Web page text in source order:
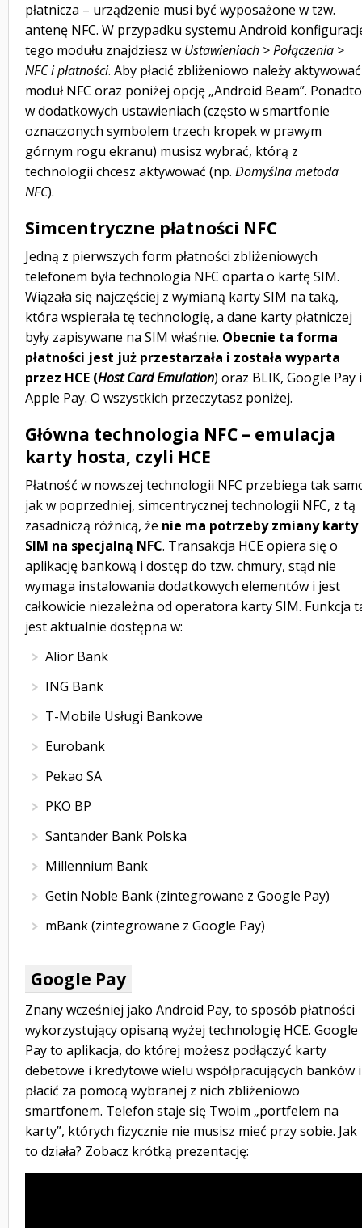
płatnicza – urządzenie musi być wyposażone w tzw.
antenę NFC. W przypadku systemu Android
tego modułu znajdziesz w Ustawieniach > Połączenia >
NFC i płatności. Aby płacić zbliżeniowo należy aktywować
moduł NFC oraz poniżej opcję „Android Beam”. Ponadto
w dodatkowych ustawieniach (często w smartfonie
oznaczonych symbolem trzech kropek w prawym
górnym rogu ekranu) musisz wybrać, którą z
technologii chcesz aktywować (np. Domyślna metoda
NFC).
Simcentryczne płatności NFC
Jedną z pierwszych form płatności zbliżeniowych
telefonem była technologia NFC oparta o kartę SIM.
Wiązała się najczęściej z wymianą karty SIM na taką,
która wspierała tę technologię, a dane karty płatniczej
były zapisywane na SIM właśnie. Obecnie ta forma
płatności jest już przestarzała i została wyparta
przez HCE (Host Card Emulation) oraz BLIK, Google Pay i
Apple Pay. O wszystkich przeczytasz poniżej.
Główna technologia NFC – emulacja
karty hosta, czyli HCE
Płatność w nowszej technologii NFC przebiega tak
jak w poprzedniej, simcentrycznej technologii NFC, z tą
zasadniczą różnicą, że nie ma potrzeby zmiany karty
SIM na specjalną NFC. Transakcja HCE opiera się o
aplikację bankową i dostęp do tzw. chmury, stąd nie
wymaga instalowania dodatkowych elementów i jest
całkowicie niezależna od operatora karty SIM. Funkcja
jest aktualnie dostępna w:
Alior Bank
ING Bank
T-Mobile Usługi Bankowe
Eurobank
Pekao SA
PKO BP
Santander Bank Polska
Millennium Bank
Getin Noble Bank (zintegrowane z Google Pay)
mBank (zintegrowane z Google Pay)
Google Pay
Znany wcześniej jako Android Pay, to sposób płatności
wykorzystujący opisaną wyżej technologię HCE. Google
Pay to aplikacja, do której możesz podłączyć karty
debetowe i kredytowe wielu współpracujących banków i
płacić za pomocą wybranej z nich zbliżeniowo
smartfonem. Telefon staje się Twoim „portfelem na
karty”, których fizycznie nie musisz mieć przy sobie. Jak
to działa? Zobacz krótką prezentację: